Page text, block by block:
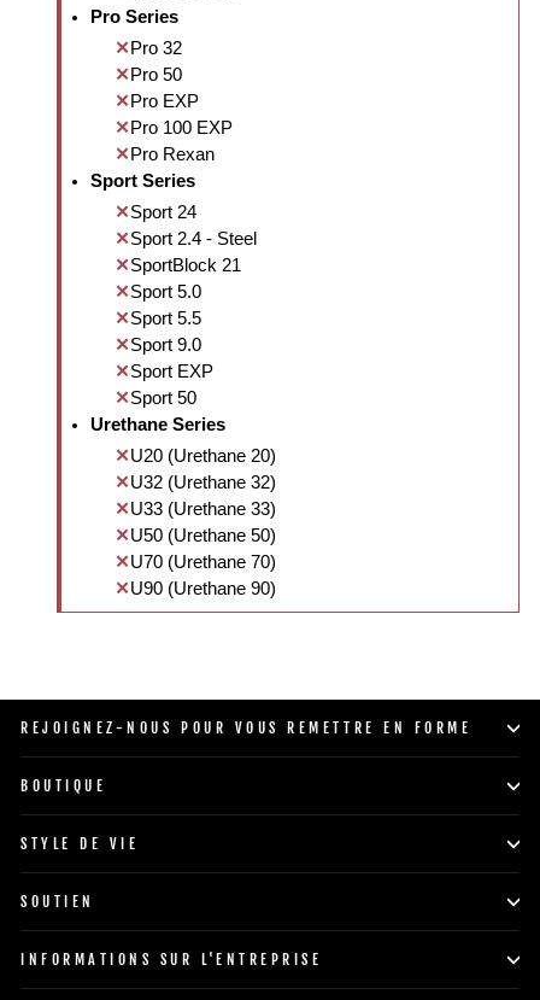
Pro Series
Pro 32
Pro 50
Pro EXP
Pro 100 EXP
Pro Rexan
Sport Series
Sport 24
Sport 2.4 - Steel
SportBlock 21
Sport 5.0
Sport 5.5
Sport 9.0
Sport EXP
Sport 50
Urethane Series
U20 (Urethane 20)
U32 (Urethane 32)
U33 (Urethane 33)
U50 (Urethane 50)
U70 (Urethane 70)
U90 (Urethane 90)
REJOIGNEZ-NOUS POUR VOUS REMETTRE EN FORME
BOUTIQUE
STYLE DE VIE
SOUTIEN
INFORMATIONS SUR L'ENTREPRISE